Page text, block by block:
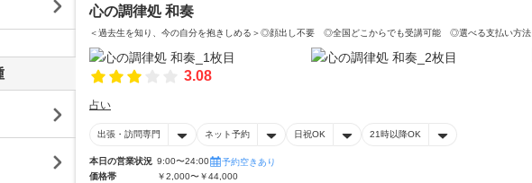
心の調律処 和奏
＜過去生を知り、今の自分を抱きしめる＞◎顔出し不要 ◎全国どこからでも受講可能 ◎選べる支払い方法
3.08
占い
出張・訪問専門 ネット予約 日祝OK 21時以降OK
本日の営業状況 9:00〜24:00
予約空きあり
価格帯
￥2,000〜￥44,000